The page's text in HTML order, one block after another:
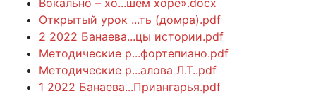
Вокально – хо...шем хоре».docx
Открытый урок ...ть (домра).pdf
2 2022 Банаева...цы истории.pdf
Методические р...фортепиано.pdf
Методические р...алова Л.Т..pdf
1 2022 Банаева...Приангарья.pdf